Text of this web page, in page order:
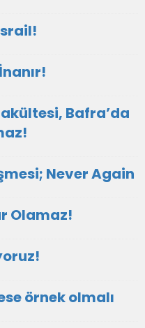
Bafra’da
Never Again
Olamaz!
örnek olmalı